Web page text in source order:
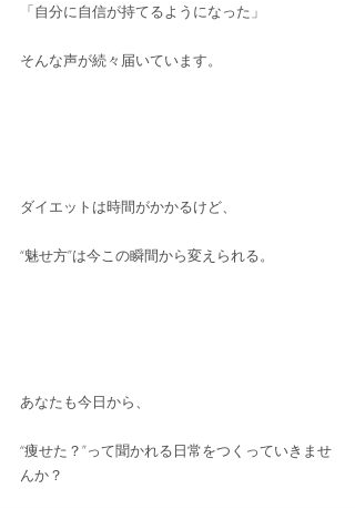
「自分に自信が持てるようになった」
そんな声が続々届いています。
ダイエットは時間がかかるけど、
“魅せ方”は今この瞬間から変えられる。
あなたも今日から、
“痩せた？”って聞かれる日常をつくっていきませ
んか？